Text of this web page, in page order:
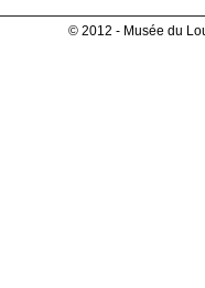
© 2012 - Musée du